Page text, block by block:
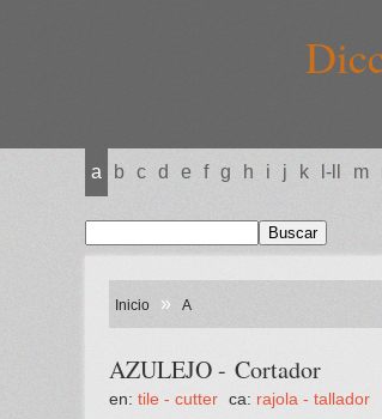
a b c d e f g h i j k l-ll m
Inicio » A
AZULEJO - Cortador
en: tile - cutter ca: rajola - tallador